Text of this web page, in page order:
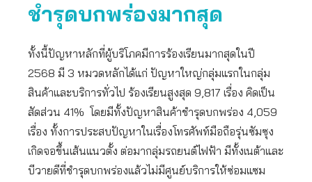
ชำรุดบกพร่องมากสุด
ทั้งนี้ปัญหาหลักที่ผู้บริโภคมีการร้องเรียนมากสุดในปี
2568 มี 3 หมวดหลักได้แก่ ปัญหาใหญ่กลุ่มแรกในกลุ่ม
สินค้าและบริการทั่วไป ร้องเรียนสูงสุด 9,817 เรื่อง คิดเป็น
สัดส่วน 41% โดยมีทั้งปัญหาสินค้าชำรุดบกพร่อง 4,059
เรื่อง ทั้งการประสบปัญหาในเรื่องโทรศัพท์มือถือรุ่นซัมซุง
เกิดจอขึ้นเส้นแนวตั้ง ต่อมากลุ่มรถยนต์ไฟฟ้า มีทั้งเนต้าและ
บีวายดีที่ชำรุดบกพร่องแล้วไม่มีศูนย์บริการให้ซ่อมแซม